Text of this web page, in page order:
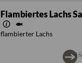
Flambiertes Lachs
flambierter Lachs